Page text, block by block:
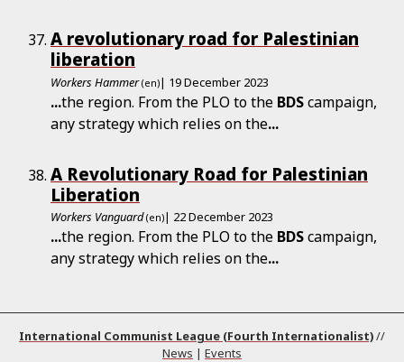
A revolutionary road for Palestinian
liberation
Workers Hammer (en)| 19 December 2023
...the region. From the PLO to the BDScampaign,
any strategy which relies on the...
A Revolutionary Road for Palestinian
Liberation
Workers Vanguard (en)| 22 December 2023
...the region. From the PLO to the BDScampaign,
any strategy which relies on the...
International Communist League (Fourth Internationalist)//
News | Events